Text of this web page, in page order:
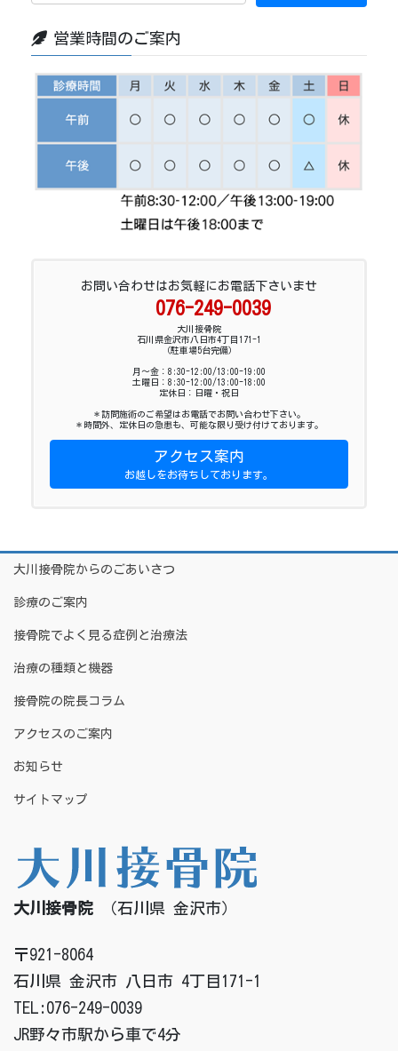
営業時間のご案内
お問い合わせはお気軽にお電話下さいませ
076-249-0039
大川接骨院
石川県金沢市八日市4丁目171-1
（駐車場5台完備）
月～金：8:30-12:00/13:00-19:00
土曜日：8:30-12:00/13:00-18:00
定休日：日曜・祝日
＊訪問施術のご希望はお電話でお問い合わせ下さい。
＊時間外、定休日の急患も、可能な限り受け付けております。
アクセス案内
お越しをお待ちしております。
大川接骨院からのごあいさつ
診療のご案内
接骨院でよく見る症例と治療法
治療の種類と機器
接骨院の院長コラム
アクセスのご案内
お知らせ
サイトマップ
大川接骨院 （石川県 金沢市）
〒921-8064
石川県 金沢市 八日市 4丁目171-1
TEL:076-249-0039
JR野々市駅から車で4分